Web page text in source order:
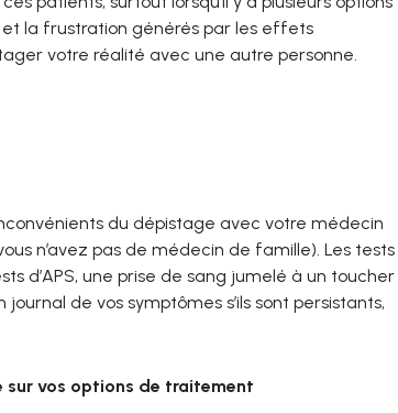
et la frustration générés par les effets
votre réalité avec une autre personne.
du dépistage avec votre médecin
n’avez pas de médecin de famille). Les tests
d’APS, une prise de sang jumelé à un toucher
de vos symptômes s’ils sont persistants,
sur vos options de traitement